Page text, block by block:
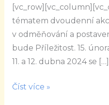
tématem dvoudenní
v odměňování a
bude Příležitost. 15.
11. a 12. dubna 2024 se […]
se
letos
v
dubnu
uskuteční
po
Číst více »